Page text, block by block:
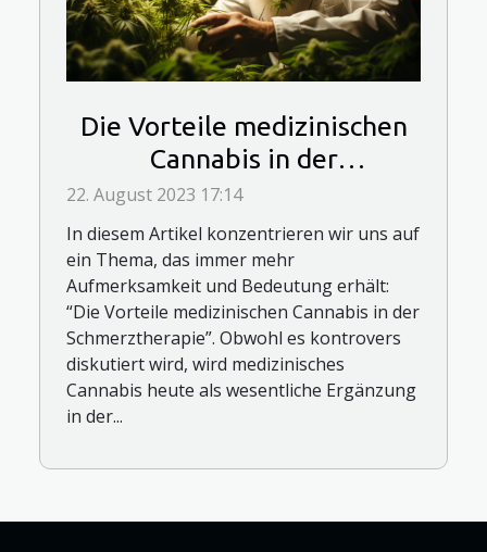
Die Vorteile medizinischen
Cannabis in der
Schmerztherapie
22. August 2023 17:14
In diesem Artikel konzentrieren wir uns auf
ein Thema, das immer mehr
Aufmerksamkeit und Bedeutung erhält:
“Die Vorteile medizinischen Cannabis in der
Schmerztherapie”. Obwohl es kontrovers
diskutiert wird, wird medizinisches
Cannabis heute als wesentliche Ergänzung
in der...